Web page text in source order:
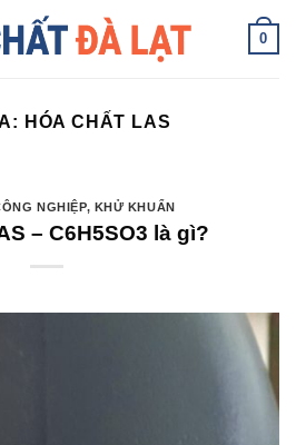
0
HÓA CHẤT LAS
NGHIỆP, KHỬ KHUẨN
– C6H5SO3 là gì?